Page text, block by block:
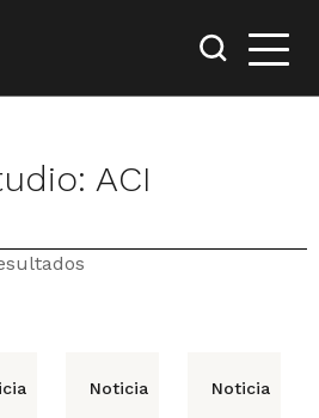
ACI
Noticia Noticia